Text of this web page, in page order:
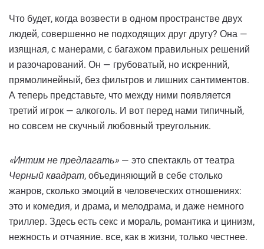
Что будет, когда возвести в одном пространстве двух
людей, совершенно не подходящих друг другу? Она —
изящная, с манерами, с багажом правильных решений
и разочарований. Он — грубоватый, но искренний,
прямолинейный, без фильтров и лишних сантиментов.
А теперь представьте, что между ними появляется
третий игрок — алкоголь. И вот перед нами типичный,
но совсем не скучный любовный треугольник.
«Интим не предлагать» — это спектакль от театра
Черный квадрат, объединяющий в себе столько
жанров, сколько эмоций в человеческих отношениях:
это и комедия, и драма, и мелодрама, и даже немного
триллер. Здесь есть секс и мораль, романтика и цинизм,
нежность и отчаяние. все, как в жизни, только честнее.